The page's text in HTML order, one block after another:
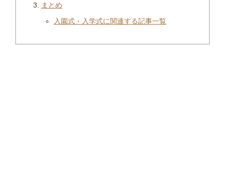
まとめ
入園式・入学式に関連する記事一覧